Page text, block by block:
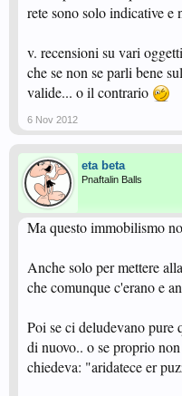
rete sono solo indicative e
v. recensioni su vari
che se non se parli bene
valide... o il contrario
6 Nov 2012
eta beta
Pnaftalin Balls
Ma questo immobilismo
Anche solo per mettere
che comunque c'erano e
Poi se ci deludevano pure
di nuovo.. o se proprio
chiedeva: "aridatece er